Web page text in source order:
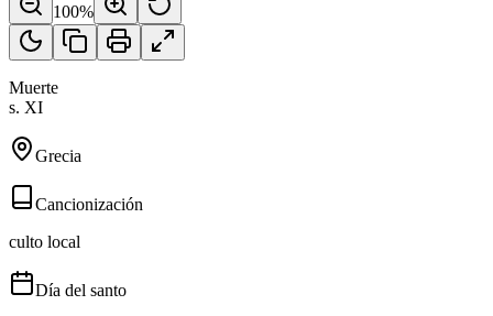
100%
Muerte
s. XI
Grecia
Cancionización
culto local
Día del santo